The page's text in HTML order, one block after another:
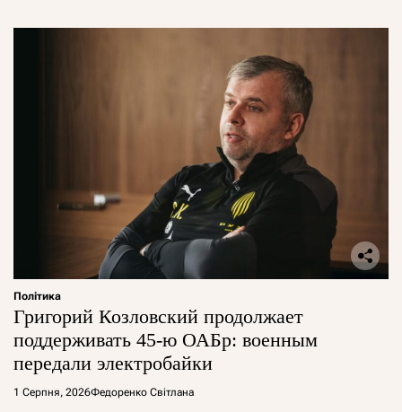
Політика
Григорий Козловский продолжает
поддерживать 45-ю ОАБр: военным
передали электробайки
1 Серпня, 2026Федоренко Світлана